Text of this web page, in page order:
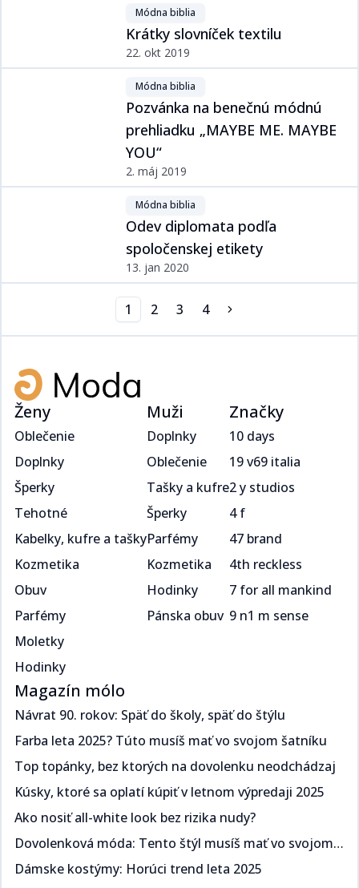
Módna biblia​​​​‌ ‍ ​‍​‍‌‍ ‌ ​‍‌‍‍‌‌‍‌ ‌‍‍‌‌‍ ‍​‍​‍​ ‍‍​‍​‍‌ ​ ‌‍​‌‌‍ ‍‌‍‍‌‌ ‌​‌ ‍‌​‍ ‍‌‍‍‌‌‍ ​‍​‍​‍ ​​‍​‍‌‍‍​‌ ​‍‌‍‌‌‌‍‌‍​‍​‍​ ‍‍​‍​‍‌‍‍​‌ ‌​‌ ‌​‌ ​​​ ‍‍​‍ ​‍ ‌‍ ​‌‍ ‌‍​ ‌‍​‌‌‍ ​‌‍‍​‌‍ ‌ ​ ‌ ‌​​ ‍‍​ ​ ​ ​​​ ​​​ ​​​‍ ‌ ​ ‌ ‌​‌ ‌‌‌‍‌​‌‍‍‌‌‍ ​‍ ‌‍‍‌‌‍ ‍‌ ‌​‌‍‌‌‌‍ ‍‌ ‌​​‍ ‌‍‌‌‌‍‌​‌‍‍‌‌ ‌​​‍ ‌‍ ‌‌‍ ‌‍‌​‌‍‌‌​ ‌‌ ​​‌ ​‍‌‍‌‌‌ ​ ‌‍‌‌‌‍ ‍‌ ‌​‌‍​‌‌ ‌​‌‍‍‌‌‍ ‌‍ ‍​ ‍ ‌‍‍‌‌‍‌​​ ‌‌‍​ ‌‍​‌‌ ‌​‌‍‌‌‌‍‌ ‌‍ ‌ ​‍‌ ‍‌​‍ ‌​ ‌​​ ​ ​ ​ ​ ​‌​ ‍ ‌ ‌​‌ ‍‌‌ ​​‌‍‌‌​ ‌‌‍​ ‌‍​‌‌ ‌​‌‍‌‌‌‍‌ ‌‍ ‌ ​‍‌ ‍‌​ ‍ ‌ ​​‌‍​‌‌ ‌​‌‍‍​​ ‌‌‍ ‍‌‍​‌‌‍ ‌‌‍‌‌​ ‌‍​‍‌‍​‌‌ ​ ‌‍‌‌‌‌‌‌‌ ​‍‌‍ ​​ ‌‌‍‍​‌ ‌​‌ ‌​‌ ​​​‍‌‌​ ​ ‌​​‌​‍‌‌​ ​‍‌​‌‍​‍‌‌​ ​‍‌​‌‍‌‍ ​‌‍ ‌‍​ ‌‍​‌‌‍ ​‌‍‍​‌‍ ‌ ​ ‌ ‌​​‍‌‌​ ​ ‌​​‌​ ​ ​ ​​​ ​​​ ​​​‍‌‌​ ​‍‌​‌‍‌ ​ ‌ ‌​‌ ‌‌‌‍‌​‌‍‍‌‌‍ ​‍‌‍‌‍‍‌‌‍‌​​ ‌‌‍​ ‌‍​‌‌ ‌​‌‍‌‌‌‍‌ ‌‍ ‌ ​‍‌ ‍‌​‍ ‌​ ‌​​ ​ ​ ​ ​ ​‌​‍‌‍‌ ‌​‌ ‍‌‌ ​​‌‍‌‌​ ‌‌‍​ ‌‍​‌‌ ‌​‌‍‌‌‌‍‌ ‌‍ ‌ ​‍‌ ‍‌​‍‌‍‌ ​​‌‍​‌‌ ‌​‌‍‍​​ ‌‌‍ ‍‌‍​‌‌‍ ‌‌‍‌‌​‍‌‍‌ ​​‌‍‌‌‌ ​‍‌ ​ ‌ ​​‌‍‌‌‌‍​ ‌ ‌​‌‍‍‌‌ ‌‍‌‍‌‌​ ‌‌ ​​‌ ‌‌‌‍​‍‌‍ ​‌‍‍‌‌ ​ ‌‍‍​‌‍‌‌‌‍‌​​‍​‍‌ ‌
Krátky slovníček textilu​​​​‌ ‍ ​‍​‍‌‍ ‌ ​‍‌‍‍‌‌‍‌ ‌‍‍‌‌‍ ‍​‍​‍​ ‍‍​‍​‍‌ ​ ‌‍​‌‌‍ ‍‌‍‍‌‌ ‌​‌ ‍‌​‍ ‍‌‍‍‌‌‍ ​‍​‍​‍ ​​‍​‍‌‍‍​‌ ​‍‌‍‌‌‌‍‌‍​‍​‍​ ‍‍​‍​‍‌‍‍​‌ ‌​‌ ‌​‌ ​​​ ‍‍​‍ ​‍ ‌‍ ​‌‍ ‌‍​ ‌‍​‌‌‍ ​‌‍‍​‌‍ ‌ ​ ‌ ‌​​ ‍‍​ ​ ​ ​​​ ​​​ ​​​‍ ‌ ​ ‌ ‌​‌ ‌‌‌‍‌​‌‍‍‌‌‍ ​‍ ‌‍‍‌‌‍ ‍‌ ‌​‌‍‌‌‌‍ ‍‌ ‌​​‍ ‌‍‌‌‌‍‌​‌‍‍‌‌ ‌​​‍ ‌‍ ‌‌‍ ‌‍‌​‌‍‌‌​ ‌‌ ​​‌ ​‍‌‍‌‌‌ ​ ‌‍‌‌‌‍ ‍‌ ‌​‌‍​‌‌ ‌​‌‍‍‌‌‍ ‌‍ ‍​ ‍ ‌‍‍‌‌‍‌​​ ‌‌ ​​‌‍ ‌ ​ ‌ ‌​​‍ ‌​ ​‍​ ‍​​ ‌ ​ ​‌​ ‌ ​ ​‍​ ‍ ‌ ‌​‌ ‍‌‌ ​​‌‍‌‌​ ‌‌ ​​‌‍ ‌ ​ ‌ ‌​​ ‍ ‌ ​​‌‍​‌‌ ‌​‌‍‍​​ ‌‌ ‌​‌‍‍‌‌ ‌​‌‍ ​‌‍‌‌​ ‌‍​‍‌‍​‌‌ ​ ‌‍‌‌‌‌‌‌‌ ​‍‌‍ ​​ ‌‌‍‍​‌ ‌​‌ ‌​‌ ​​​‍‌‌​ ​ ‌​​‌​‍‌‌​ ​‍‌​‌‍​‍‌‌​ ​‍‌​‌‍‌‍ ​‌‍ ‌‍​ ‌‍​‌‌‍ ​‌‍‍​‌‍ ‌ ​ ‌ ‌​​‍‌‌​ ​ ‌​​‌​ ​ ​ ​​​ ​​​ ​​​‍‌‌​ ​‍‌​‌‍‌ ​ ‌ ‌​‌ ‌‌‌‍‌​‌‍‍‌‌‍ ​‍‌‍‌‍‍‌‌‍‌​​ ‌‌ ​​‌‍ ‌ ​ ‌ ‌​​‍ ‌​ ​‍​ ‍​​ ‌ ​ ​‌​ ‌ ​ ​‍​‍‌‍‌ ‌​‌ ‍‌‌ ​​‌‍‌‌​ ‌‌ ​​‌‍ ‌ ​ ‌ ‌​​‍‌‍‌ ​​‌‍​‌‌ ‌​‌‍‍​​ ‌‌ ‌​‌‍‍‌‌ ‌​‌‍ ​‌‍‌‌​‍‌‍‌ ​​‌‍‌‌‌ ​‍‌ ​ ‌ ​​‌‍‌‌‌‍​ ‌ ‌​‌‍‍‌‌ ‌‍‌‍‌‌​ ‌‌ ​​‌ ‌‌‌‍​‍‌‍ ​‌‍‍‌‌ ​ ‌‍‍​‌‍‌‌‌‍‌​​‍​‍‌ ‌
22. okt 2019
Módna biblia​​​​‌ ‍ ​‍​‍‌‍ ‌ ​‍‌‍‍‌‌‍‌ ‌‍‍‌‌‍ ‍​‍​‍​ ‍‍​‍​‍‌ ​ ‌‍​‌‌‍ ‍‌‍‍‌‌ ‌​‌ ‍‌​‍ ‍‌‍‍‌‌‍ ​‍​‍​‍ ​​‍​‍‌‍‍​‌ ​‍‌‍‌‌‌‍‌‍​‍​‍​ ‍‍​‍​‍‌‍‍​‌ ‌​‌ ‌​‌ ​​​ ‍‍​‍ ​‍ ‌‍ ​‌‍ ‌‍​ ‌‍​‌‌‍ ​‌‍‍​‌‍ ‌ ​ ‌ ‌​​ ‍‍​ ​ ​ ​​​ ​​​ ​​​‍ ‌ ​ ‌ ‌​‌ ‌‌‌‍‌​‌‍‍‌‌‍ ​‍ ‌‍‍‌‌‍ ‍‌ ‌​‌‍‌‌‌‍ ‍‌ ‌​​‍ ‌‍‌‌‌‍‌​‌‍‍‌‌ ‌​​‍ ‌‍ ‌‌‍ ‌‍‌​‌‍‌‌​ ‌‌ ​​‌ ​‍‌‍‌‌‌ ​ ‌‍‌‌‌‍ ‍‌ ‌​‌‍​‌‌ ‌​‌‍‍‌‌‍ ‌‍ ‍​ ‍ ‌‍‍‌‌‍‌​​ ‌‌‍​ ‌‍​‌‌ ‌​‌‍‌‌‌‍‌ ‌‍ ‌ ​‍‌ ‍‌​‍ ‌​ ‌​​ ​ ​ ​ ​ ​‌​ ‍ ‌ ‌​‌ ‍‌‌ ​​‌‍‌‌​ ‌‌‍​ ‌‍​‌‌ ‌​‌‍‌‌‌‍‌ ‌‍ ‌ ​‍‌ ‍‌​ ‍ ‌ ​​‌‍​‌‌ ‌​‌‍‍​​ ‌‌‍ ‍‌‍​‌‌‍ ‌‌‍‌‌​ ‌‍​‍‌‍​‌‌ ​ ‌‍‌‌‌‌‌‌‌ ​‍‌‍ ​​ ‌‌‍‍​‌ ‌​‌ ‌​‌ ​​​‍‌‌​ ​ ‌​​‌​‍‌‌​ ​‍‌​‌‍​‍‌‌​ ​‍‌​‌‍‌‍ ​‌‍ ‌‍​ ‌‍​‌‌‍ ​‌‍‍​‌‍ ‌ ​ ‌ ‌​​‍‌‌​ ​ ‌​​‌​ ​ ​ ​​​ ​​​ ​​​‍‌‌​ ​‍‌​‌‍‌ ​ ‌ ‌​‌ ‌‌‌‍‌​‌‍‍‌‌‍ ​‍‌‍‌‍‍‌‌‍‌​​ ‌‌‍​ ‌‍​‌‌ ‌​‌‍‌‌‌‍‌ ‌‍ ‌ ​‍‌ ‍‌​‍ ‌​ ‌​​ ​ ​ ​ ​ ​‌​‍‌‍‌ ‌​‌ ‍‌‌ ​​‌‍‌‌​ ‌‌‍​ ‌‍​‌‌ ‌​‌‍‌‌‌‍‌ ‌‍ ‌ ​‍‌ ‍‌​‍‌‍‌ ​​‌‍​‌‌ ‌​‌‍‍​​ ‌‌‍ ‍‌‍​‌‌‍ ‌‌‍‌‌​‍‌‍‌ ​​‌‍‌‌‌ ​‍‌ ​ ‌ ​​‌‍‌‌‌‍​ ‌ ‌​‌‍‍‌‌ ‌‍‌‍‌‌​ ‌‌ ​​‌ ‌‌‌‍​‍‌‍ ​‌‍‍‌‌ ​ ‌‍‍​‌‍‌‌‌‍‌​​‍​‍‌ ‌
Pozvánka na benefičnú módnú
prehliadku „MAYBE ME. MAYBE
YOU“​​​​‌ ‍ ​‍​‍‌‍ ‌ ​‍‌‍‍‌‌‍‌ ‌‍‍‌‌‍ ‍​‍​‍​ ‍‍​‍​‍‌ ​ ‌‍​‌‌‍ ‍‌‍‍‌‌ ‌​‌ ‍‌​‍ ‍‌‍‍‌‌‍ ​‍​‍​‍ ​​‍​‍‌‍‍​‌ ​‍‌‍‌‌‌‍‌‍​‍​‍​ ‍‍​‍​‍‌‍‍​‌ ‌​‌ ‌​‌ ​​​ ‍‍​‍ ​‍ ‌‍ ​‌‍ ‌‍​ ‌‍​‌‌‍ ​‌‍‍​‌‍ ‌ ​ ‌ ‌​​ ‍‍​ ​ ​ ​​​ ​​​ ​​​‍ ‌ ​ ‌ ‌​‌ ‌‌‌‍‌​‌‍‍‌‌‍ ​‍ ‌‍‍‌‌‍ ‍‌ ‌​‌‍‌‌‌‍ ‍‌ ‌​​‍ ‌‍‌‌‌‍‌​‌‍‍‌‌ ‌​​‍ ‌‍ ‌‌‍ ‌‍‌​‌‍‌‌​ ‌‌ ​​‌ ​‍‌‍‌‌‌ ​ ‌‍‌‌‌‍ ‍‌ ‌​‌‍​‌‌ ‌​‌‍‍‌‌‍ ‌‍ ‍​ ‍ ‌‍‍‌‌‍‌​​ ‌‌ ​​‌‍ ‌ ​ ‌ ‌​​‍ ‌​ ​‍​ ‍​​ ‌ ​ ‌‌​ ‌‍​ ‌‌​ ‍ ‌ ‌​‌ ‍‌‌ ​​‌‍‌‌​ ‌‌ ​​‌‍ ‌ ​ ‌ ‌​​ ‍ ‌ ​​‌‍​‌‌ ‌​‌‍‍​​ ‌‌ ‌​‌‍‍‌‌ ‌​‌‍ ​‌‍‌‌​ ‌‍​‍‌‍​‌‌ ​ ‌‍‌‌‌‌‌‌‌ ​‍‌‍ ​​ ‌‌‍‍​‌ ‌​‌ ‌​‌ ​​​‍‌‌​ ​ ‌​​‌​‍‌‌​ ​‍‌​‌‍​‍‌‌​ ​‍‌​‌‍‌‍ ​‌‍ ‌‍​ ‌‍​‌‌‍ ​‌‍‍​‌‍ ‌ ​ ‌ ‌​​‍‌‌​ ​ ‌​​‌​ ​ ​ ​​​ ​​​ ​​​‍‌‌​ ​‍‌​‌‍‌ ​ ‌ ‌​‌ ‌‌‌‍‌​‌‍‍‌‌‍ ​‍‌‍‌‍‍‌‌‍‌​​ ‌‌ ​​‌‍ ‌ ​ ‌ ‌​​‍ ‌​ ​‍​ ‍​​ ‌ ​ ‌‌​ ‌‍​ ‌‌​‍‌‍‌ ‌​‌ ‍‌‌ ​​‌‍‌‌​ ‌‌ ​​‌‍ ‌ ​ ‌ ‌​​‍‌‍‌ ​​‌‍​‌‌ ‌​‌‍‍​​ ‌‌ ‌​‌‍‍‌‌ ‌​‌‍ ​‌‍‌‌​‍‌‍‌ ​​‌‍‌‌‌ ​‍‌ ​ ‌ ​​‌‍‌‌‌‍​ ‌ ‌​‌‍‍‌‌ ‌‍‌‍‌‌​ ‌‌ ​​‌ ‌‌‌‍​‍‌‍ ​‌‍‍‌‌ ​ ‌‍‍​‌‍‌‌‌‍‌​​‍​‍‌ ‌
2. máj 2019
Módna biblia​​​​‌ ‍ ​‍​‍‌‍ ‌ ​‍‌‍‍‌‌‍‌ ‌‍‍‌‌‍ ‍​‍​‍​ ‍‍​‍​‍‌ ​ ‌‍​‌‌‍ ‍‌‍‍‌‌ ‌​‌ ‍‌​‍ ‍‌‍‍‌‌‍ ​‍​‍​‍ ​​‍​‍‌‍‍​‌ ​‍‌‍‌‌‌‍‌‍​‍​‍​ ‍‍​‍​‍‌‍‍​‌ ‌​‌ ‌​‌ ​​​ ‍‍​‍ ​‍ ‌‍ ​‌‍ ‌‍​ ‌‍​‌‌‍ ​‌‍‍​‌‍ ‌ ​ ‌ ‌​​ ‍‍​ ​ ​ ​​​ ​​​ ​​​‍ ‌ ​ ‌ ‌​‌ ‌‌‌‍‌​‌‍‍‌‌‍ ​‍ ‌‍‍‌‌‍ ‍‌ ‌​‌‍‌‌‌‍ ‍‌ ‌​​‍ ‌‍‌‌‌‍‌​‌‍‍‌‌ ‌​​‍ ‌‍ ‌‌‍ ‌‍‌​‌‍‌‌​ ‌‌ ​​‌ ​‍‌‍‌‌‌ ​ ‌‍‌‌‌‍ ‍‌ ‌​‌‍​‌‌ ‌​‌‍‍‌‌‍ ‌‍ ‍​ ‍ ‌‍‍‌‌‍‌​​ ‌‌‍​ ‌‍​‌‌ ‌​‌‍‌‌‌‍‌ ‌‍ ‌ ​‍‌ ‍‌​‍ ‌​ ‌​​ ​ ​ ​ ​ ​‌​ ‍ ‌ ‌​‌ ‍‌‌ ​​‌‍‌‌​ ‌‌‍​ ‌‍​‌‌ ‌​‌‍‌‌‌‍‌ ‌‍ ‌ ​‍‌ ‍‌​ ‍ ‌ ​​‌‍​‌‌ ‌​‌‍‍​​ ‌‌‍ ‍‌‍​‌‌‍ ‌‌‍‌‌​ ‌‍​‍‌‍​‌‌ ​ ‌‍‌‌‌‌‌‌‌ ​‍‌‍ ​​ ‌‌‍‍​‌ ‌​‌ ‌​‌ ​​​‍‌‌​ ​ ‌​​‌​‍‌‌​ ​‍‌​‌‍​‍‌‌​ ​‍‌​‌‍‌‍ ​‌‍ ‌‍​ ‌‍​‌‌‍ ​‌‍‍​‌‍ ‌ ​ ‌ ‌​​‍‌‌​ ​ ‌​​‌​ ​ ​ ​​​ ​​​ ​​​‍‌‌​ ​‍‌​‌‍‌ ​ ‌ ‌​‌ ‌‌‌‍‌​‌‍‍‌‌‍ ​‍‌‍‌‍‍‌‌‍‌​​ ‌‌‍​ ‌‍​‌‌ ‌​‌‍‌‌‌‍‌ ‌‍ ‌ ​‍‌ ‍‌​‍ ‌​ ‌​​ ​ ​ ​ ​ ​‌​‍‌‍‌ ‌​‌ ‍‌‌ ​​‌‍‌‌​ ‌‌‍​ ‌‍​‌‌ ‌​‌‍‌‌‌‍‌ ‌‍ ‌ ​‍‌ ‍‌​‍‌‍‌ ​​‌‍​‌‌ ‌​‌‍‍​​ ‌‌‍ ‍‌‍​‌‌‍ ‌‌‍‌‌​‍‌‍‌ ​​‌‍‌‌‌ ​‍‌ ​ ‌ ​​‌‍‌‌‌‍​ ‌ ‌​‌‍‍‌‌ ‌‍‌‍‌‌​ ‌‌ ​​‌ ‌‌‌‍​‍‌‍ ​‌‍‍‌‌ ​ ‌‍‍​‌‍‌‌‌‍‌​​‍​‍‌ ‌
Odev diplomata podľa
spoločenskej etikety​​​​‌ ‍ ​‍​‍‌‍ ‌ ​‍‌‍‍‌‌‍‌ ‌‍‍‌‌‍ ‍​‍​‍​ ‍‍​‍​‍‌ ​ ‌‍​‌‌‍ ‍‌‍‍‌‌ ‌​‌ ‍‌​‍ ‍‌‍‍‌‌‍ ​‍​‍​‍ ​​‍​‍‌‍‍​‌ ​‍‌‍‌‌‌‍‌‍​‍​‍​ ‍‍​‍​‍‌‍‍​‌ ‌​‌ ‌​‌ ​​​ ‍‍​‍ ​‍ ‌‍ ​‌‍ ‌‍​ ‌‍​‌‌‍ ​‌‍‍​‌‍ ‌ ​ ‌ ‌​​ ‍‍​ ​ ​ ​​​ ​​​ ​​​‍ ‌ ​ ‌ ‌​‌ ‌‌‌‍‌​‌‍‍‌‌‍ ​‍ ‌‍‍‌‌‍ ‍‌ ‌​‌‍‌‌‌‍ ‍‌ ‌​​‍ ‌‍‌‌‌‍‌​‌‍‍‌‌ ‌​​‍ ‌‍ ‌‌‍ ‌‍‌​‌‍‌‌​ ‌‌ ​​‌ ​‍‌‍‌‌‌ ​ ‌‍‌‌‌‍ ‍‌ ‌​‌‍​‌‌ ‌​‌‍‍‌‌‍ ‌‍ ‍​ ‍ ‌‍‍‌‌‍‌​​ ‌‌ ​​‌‍ ‌ ​ ‌ ‌​​‍ ‌​ ​‍​ ‍‌​ ​‌​ ​ ​ ​‌​ ‌‍​ ‍ ‌ ‌​‌ ‍‌‌ ​​‌‍‌‌​ ‌‌ ​​‌‍ ‌ ​ ‌ ‌​​ ‍ ‌ ​​‌‍​‌‌ ‌​‌‍‍​​ ‌‌ ‌​‌‍‍‌‌ ‌​‌‍ ​‌‍‌‌​ ‌‍​‍‌‍​‌‌ ​ ‌‍‌‌‌‌‌‌‌ ​‍‌‍ ​​ ‌‌‍‍​‌ ‌​‌ ‌​‌ ​​​‍‌‌​ ​ ‌​​‌​‍‌‌​ ​‍‌​‌‍​‍‌‌​ ​‍‌​‌‍‌‍ ​‌‍ ‌‍​ ‌‍​‌‌‍ ​‌‍‍​‌‍ ‌ ​ ‌ ‌​​‍‌‌​ ​ ‌​​‌​ ​ ​ ​​​ ​​​ ​​​‍‌‌​ ​‍‌​‌‍‌ ​ ‌ ‌​‌ ‌‌‌‍‌​‌‍‍‌‌‍ ​‍‌‍‌‍‍‌‌‍‌​​ ‌‌ ​​‌‍ ‌ ​ ‌ ‌​​‍ ‌​ ​‍​ ‍‌​ ​‌​ ​ ​ ​‌​ ‌‍​‍‌‍‌ ‌​‌ ‍‌‌ ​​‌‍‌‌​ ‌‌ ​​‌‍ ‌ ​ ‌ ‌​​‍‌‍‌ ​​‌‍​‌‌ ‌​‌‍‍​​ ‌‌ ‌​‌‍‍‌‌ ‌​‌‍ ​‌‍‌‌​‍‌‍‌ ​​‌‍‌‌‌ ​‍‌ ​ ‌ ​​‌‍‌‌‌‍​ ‌ ‌​‌‍‍‌‌ ‌‍‌‍‌‌​ ‌‌ ​​‌ ‌‌‌‍​‍‌‍ ​‌‍‍‌‌ ​ ‌‍‍​‌‍‌‌‌‍‌​​‍​‍‌ ‌
13. jan 2020
1 2 3 4
Ženy
Oblečenie
Doplnky
Šperky
Tehotné
Kabelky, kufre a tašky
Kozmetika
Obuv
Parfémy
Moletky
Hodinky
Muži
Doplnky
Oblečenie
Tašky a kufre
Šperky
Parfémy
Kozmetika
Hodinky
Pánska obuv
Značky
10 days
19 v69 italia
2 y studios
4 f
47 brand
4th reckless
7 for all mankind
9 n1 m sense
Magazín mólo
Návrat 90. rokov: Späť do školy, späť do štýlu​​​​‌ ‍ ​‍​‍‌‍ ‌ ​‍‌‍‍‌‌‍‌ ‌‍‍‌‌‍ ‍​‍​‍​ ‍‍​‍​‍‌ ​ ‌‍​‌‌‍ ‍‌‍‍‌‌ ‌​‌ ‍‌​‍ ‍‌‍‍‌‌‍ ​‍​‍​‍ ​​‍​‍‌‍‍​‌ ​‍‌‍‌‌‌‍‌‍​‍​‍​ ‍‍​‍​‍‌‍‍​‌ ‌​‌ ‌​‌ ​​​ ‍‍​‍ ​‍ ‌‍ ​‌‍ ‌‍​ ‌‍​‌‌‍ ​‌‍‍​‌‍ ‌ ​ ‌ ‌​​ ‍‍​ ​ ​ ​​​ ​​​ ​​​‍ ‌ ​ ‌ ‌​‌ ‌‌‌‍‌​‌‍‍‌‌‍ ​‍ ‌‍‍‌‌‍ ‍‌ ‌​‌‍‌‌‌‍ ‍‌ ‌​​‍ ‌‍‌‌‌‍‌​‌‍‍‌‌ ‌​​‍ ‌‍ ‌‌‍ ‌‍‌​‌‍‌‌​ ‌‌ ​​‌ ​‍‌‍‌‌‌ ​ ‌‍‌‌‌‍ ‍‌ ‌​‌‍​‌‌ ‌​‌‍‍‌‌‍ ‌‍ ‍​ ‍ ‌‍‍‌‌‍‌​​ ‌​ ​‍‌‍​ ‌‍​ ‌‍‌​​ ‍​​ ‍​​ ‌‌​ ​‌​‍ ‌​ ‍​​ ​ ‌‍​‌​ ​‌​‍ ‌​ ‌​‌‍‌​​ ​‌​ ​‍​‍ ‌‌‍​‌‌‍​‌​ ​​​ ​​​‍ ‌​ ‍‌​ ‌ ​ ​‌‌‍​ ​ ​‌​ ​‌‌‍​‍‌‍‌​​ ​‍‌‍‌​‌‍‌‍​ ‌ ​ ‍ ‌ ‌​‌ ‍‌‌ ​​‌‍‌‌​ ‌‌ ​​‌‍ ‌ ​ ‌ ‌​​ ‍ ‌ ​​‌‍​‌‌ ‌​‌‍‍​​ ‌‌ ‌​‌‍‍‌‌ ‌​‌‍ ​‌‍‌‌​ ‌‍​‍‌‍​‌‌ ​ ‌‍‌‌‌‌‌‌‌ ​‍‌‍ ​​ ‌‌‍‍​‌ ‌​‌ ‌​‌ ​​​‍‌‌​ ​ ‌​​‌​‍‌‌​ ​‍‌​‌‍​‍‌‌​ ​‍‌​‌‍‌‍ ​‌‍ ‌‍​ ‌‍​‌‌‍ ​‌‍‍​‌‍ ‌ ​ ‌ ‌​​‍‌‌​ ​ ‌​​‌​ ​ ​ ​​​ ​​​ ​​​‍‌‌​ ​‍‌​‌‍‌ ​ ‌ ‌​‌ ‌‌‌‍‌​‌‍‍‌‌‍ ​‍‌‍‌‍‍‌‌‍‌​​ ‌​ ​‍‌‍​ ‌‍​ ‌‍‌​​ ‍​​ ‍​​ ‌‌​ ​‌​‍ ‌​ ‍​​ ​ ‌‍​‌​ ​‌​‍ ‌​ ‌​‌‍‌​​ ​‌​ ​‍​‍ ‌‌‍​‌‌‍​‌​ ​​​ ​​​‍ ‌​ ‍‌​ ‌ ​ ​‌‌‍​ ​ ​‌​ ​‌‌‍​‍‌‍‌​​ ​‍‌‍‌​‌‍‌‍​ ‌ ​‍‌‍‌ ‌​‌ ‍‌‌ ​​‌‍‌‌​ ‌‌ ​​‌‍ ‌ ​ ‌ ‌​​‍‌‍‌ ​​‌‍​‌‌ ‌​‌‍‍​​ ‌‌ ‌​‌‍‍‌‌ ‌​‌‍ ​‌‍‌‌​‍‌‍‌ ​​‌‍‌‌‌ ​‍‌ ​ ‌ ​​‌‍‌‌‌‍​ ‌ ‌​‌‍‍‌‌ ‌‍‌‍‌‌​ ‌‌ ​​‌ ‌‌‌‍​‍‌‍ ​‌‍‍‌‌ ​ ‌‍‍​‌‍‌‌‌‍‌​​‍​‍‌ ‌
Farba leta 2025? Túto musíš mať vo svojom šatníku ​​​​‌ ‍ ​‍​‍‌‍ ‌ ​‍‌‍‍‌‌‍‌ ‌‍‍‌‌‍ ‍​‍​‍​ ‍‍​‍​‍‌ ​ ‌‍​‌‌‍ ‍‌‍‍‌‌ ‌​‌ ‍‌​‍ ‍‌‍‍‌‌‍ ​‍​‍​‍ ​​‍​‍‌‍‍​‌ ​‍‌‍‌‌‌‍‌‍​‍​‍​ ‍‍​‍​‍‌‍‍​‌ ‌​‌ ‌​‌ ​​​ ‍‍​‍ ​‍ ‌‍ ​‌‍ ‌‍​ ‌‍​‌‌‍ ​‌‍‍​‌‍ ‌ ​ ‌ ‌​​ ‍‍​ ​ ​ ​​​ ​​​ ​​​‍ ‌ ​ ‌ ‌​‌ ‌‌‌‍‌​‌‍‍‌‌‍ ​‍ ‌‍‍‌‌‍ ‍‌ ‌​‌‍‌‌‌‍ ‍‌ ‌​​‍ ‌‍‌‌‌‍‌​‌‍‍‌‌ ‌​​‍ ‌‍ ‌‌‍ ‌‍‌​‌‍‌‌​ ‌‌ ​​‌ ​‍‌‍‌‌‌ ​ ‌‍‌‌‌‍ ‍‌ ‌​‌‍​‌‌ ‌​‌‍‍‌‌‍ ‌‍ ‍​ ‍ ‌‍‍‌‌‍‌​​ ‌​ ​‌‌‍​‌​ ‌​​ ‌‍​ ​​‌‍​‌​ ​‍‌‍​‍​‍ ‌​ ‍​‌‍​‍‌‍​‍‌‍‌‍​‍ ‌​ ‌​‌‍‌‍​ ​​​ ​‍​‍ ‌‌‍​‌‌‍​‍​ ‌ ‌‍‌‍​‍ ‌‌‍‌‍​ ‍‌‌‍​ ‌‍​‍​ ‍‌​ ‍‌‌‍‌‌​ ​​‌‍‌‍​ ​ ‌‍‌​​ ​‍​ ‍ ‌ ‌​‌ ‍‌‌ ​​‌‍‌‌​ ‌‌ ​​‌‍ ‌ ​ ‌ ‌​​ ‍ ‌ ​​‌‍​‌‌ ‌​‌‍‍​​ ‌‌ ‌​‌‍‍‌‌ ‌​‌‍ ​‌‍‌‌​ ‌‍​‍‌‍​‌‌ ​ ‌‍‌‌‌‌‌‌‌ ​‍‌‍ ​​ ‌‌‍‍​‌ ‌​‌ ‌​‌ ​​​‍‌‌​ ​ ‌​​‌​‍‌‌​ ​‍‌​‌‍​‍‌‌​ ​‍‌​‌‍‌‍ ​‌‍ ‌‍​ ‌‍​‌‌‍ ​‌‍‍​‌‍ ‌ ​ ‌ ‌​​‍‌‌​ ​ ‌​​‌​ ​ ​ ​​​ ​​​ ​​​‍‌‌​ ​‍‌​‌‍‌ ​ ‌ ‌​‌ ‌‌‌‍‌​‌‍‍‌‌‍ ​‍‌‍‌‍‍‌‌‍‌​​ ‌​ ​‌‌‍​‌​ ‌​​ ‌‍​ ​​‌‍​‌​ ​‍‌‍​‍​‍ ‌​ ‍​‌‍​‍‌‍​‍‌‍‌‍​‍ ‌​ ‌​‌‍‌‍​ ​​​ ​‍​‍ ‌‌‍​‌‌‍​‍​ ‌ ‌‍‌‍​‍ ‌‌‍‌‍​ ‍‌‌‍​ ‌‍​‍​ ‍‌​ ‍‌‌‍‌‌​ ​​‌‍‌‍​ ​ ‌‍‌​​ ​‍​‍‌‍‌ ‌​‌ ‍‌‌ ​​‌‍‌‌​ ‌‌ ​​‌‍ ‌ ​ ‌ ‌​​‍‌‍‌ ​​‌‍​‌‌ ‌​‌‍‍​​ ‌‌ ‌​‌‍‍‌‌ ‌​‌‍ ​‌‍‌‌​‍‌‍‌ ​​‌‍‌‌‌ ​‍‌ ​ ‌ ​​‌‍‌‌‌‍​ ‌ ‌​‌‍‍‌‌ ‌‍‌‍‌‌​ ‌‌ ​​‌ ‌‌‌‍​‍‌‍ ​‌‍‍‌‌ ​ ‌‍‍​‌‍‌‌‌‍‌​​‍​‍‌ ‌
Top topánky, bez ktorých na dovolenku neodchádzaj​​​​‌ ‍ ​‍​‍‌‍ ‌ ​‍‌‍‍‌‌‍‌ ‌‍‍‌‌‍ ‍​‍​‍​ ‍‍​‍​‍‌ ​ ‌‍​‌‌‍ ‍‌‍‍‌‌ ‌​‌ ‍‌​‍ ‍‌‍‍‌‌‍ ​‍​‍​‍ ​​‍​‍‌‍‍​‌ ​‍‌‍‌‌‌‍‌‍​‍​‍​ ‍‍​‍​‍‌‍‍​‌ ‌​‌ ‌​‌ ​​​ ‍‍​‍ ​‍ ‌‍ ​‌‍ ‌‍​ ‌‍​‌‌‍ ​‌‍‍​‌‍ ‌ ​ ‌ ‌​​ ‍‍​ ​ ​ ​​​ ​​​ ​​​‍ ‌ ​ ‌ ‌​‌ ‌‌‌‍‌​‌‍‍‌‌‍ ​‍ ‌‍‍‌‌‍ ‍‌ ‌​‌‍‌‌‌‍ ‍‌ ‌​​‍ ‌‍‌‌‌‍‌​‌‍‍‌‌ ‌​​‍ ‌‍ ‌‌‍ ‌‍‌​‌‍‌‌​ ‌‌ ​​‌ ​‍‌‍‌‌‌ ​ ‌‍‌‌‌‍ ‍‌ ‌​‌‍​‌‌ ‌​‌‍‍‌‌‍ ‌‍ ‍​ ‍ ‌‍‍‌‌‍‌​​ ‌​ ​‌​ ‍‌​ ​‍‌‍​ ​ ‌ ​ ​‌​ ‌‌​ ​‍​‍ ‌‌‍​‌‌‍​‌​ ‍​‌‍​‍​‍ ‌​ ‌​​ ‌‌​ ‍‌‌‍‌‍​‍ ‌‌‍​‌​ ‍​​ ‌ ​ ‍​​‍ ‌​ ‍‌​ ‌ ​ ​​​ ‍‌‌‍​ ​ ‍​​ ‍‌​ ​‍​ ​​‌‍‌‍‌‍​‍‌‍‌‌​ ‍ ‌ ‌​‌ ‍‌‌ ​​‌‍‌‌​ ‌‌ ​​‌‍ ‌ ​ ‌ ‌​​ ‍ ‌ ​​‌‍​‌‌ ‌​‌‍‍​​ ‌‌ ‌​‌‍‍‌‌ ‌​‌‍ ​‌‍‌‌​ ‌‍​‍‌‍​‌‌ ​ ‌‍‌‌‌‌‌‌‌ ​‍‌‍ ​​ ‌‌‍‍​‌ ‌​‌ ‌​‌ ​​​‍‌‌​ ​ ‌​​‌​‍‌‌​ ​‍‌​‌‍​‍‌‌​ ​‍‌​‌‍‌‍ ​‌‍ ‌‍​ ‌‍​‌‌‍ ​‌‍‍​‌‍ ‌ ​ ‌ ‌​​‍‌‌​ ​ ‌​​‌​ ​ ​ ​​​ ​​​ ​​​‍‌‌​ ​‍‌​‌‍‌ ​ ‌ ‌​‌ ‌‌‌‍‌​‌‍‍‌‌‍ ​‍‌‍‌‍‍‌‌‍‌​​ ‌​ ​‌​ ‍‌​ ​‍‌‍​ ​ ‌ ​ ​‌​ ‌‌​ ​‍​‍ ‌‌‍​‌‌‍​‌​ ‍​‌‍​‍​‍ ‌​ ‌​​ ‌‌​ ‍‌‌‍‌‍​‍ ‌‌‍​‌​ ‍​​ ‌ ​ ‍​​‍ ‌​ ‍‌​ ‌ ​ ​​​ ‍‌‌‍​ ​ ‍​​ ‍‌​ ​‍​ ​​‌‍‌‍‌‍​‍‌‍‌‌​‍‌‍‌ ‌​‌ ‍‌‌ ​​‌‍‌‌​ ‌‌ ​​‌‍ ‌ ​ ‌ ‌​​‍‌‍‌ ​​‌‍​‌‌ ‌​‌‍‍​​ ‌‌ ‌​‌‍‍‌‌ ‌​‌‍ ​‌‍‌‌​‍‌‍‌ ​​‌‍‌‌‌ ​‍‌ ​ ‌ ​​‌‍‌‌‌‍​ ‌ ‌​‌‍‍‌‌ ‌‍‌‍‌‌​ ‌‌ ​​‌ ‌‌‌‍​‍‌‍ ​‌‍‍‌‌ ​ ‌‍‍​‌‍‌‌‌‍‌​​‍​‍‌ ‌
Kúsky, ktoré sa oplatí kúpiť v letnom výpredaji 2025​​​​‌ ‍ ​‍​‍‌‍ ‌ ​‍‌‍‍‌‌‍‌ ‌‍‍‌‌‍ ‍​‍​‍​ ‍‍​‍​‍‌ ​ ‌‍​‌‌‍ ‍‌‍‍‌‌ ‌​‌ ‍‌​‍ ‍‌‍‍‌‌‍ ​‍​‍​‍ ​​‍​‍‌‍‍​‌ ​‍‌‍‌‌‌‍‌‍​‍​‍​ ‍‍​‍​‍‌‍‍​‌ ‌​‌ ‌​‌ ​​​ ‍‍​‍ ​‍ ‌‍ ​‌‍ ‌‍​ ‌‍​‌‌‍ ​‌‍‍​‌‍ ‌ ​ ‌ ‌​​ ‍‍​ ​ ​ ​​​ ​​​ ​​​‍ ‌ ​ ‌ ‌​‌ ‌‌‌‍‌​‌‍‍‌‌‍ ​‍ ‌‍‍‌‌‍ ‍‌ ‌​‌‍‌‌‌‍ ‍‌ ‌​​‍ ‌‍‌‌‌‍‌​‌‍‍‌‌ ‌​​‍ ‌‍ ‌‌‍ ‌‍‌​‌‍‌‌​ ‌‌ ​​‌ ​‍‌‍‌‌‌ ​ ‌‍‌‌‌‍ ‍‌ ‌​‌‍​‌‌ ‌​‌‍‍‌‌‍ ‌‍ ‍​ ‍ ‌‍‍‌‌‍‌​​ ‌‌‍​‌‌‍​‍​ ​ ​ ‌​‌‍‌​‌‍‌‌​ ​ ‌‍‌​​‍ ‌​ ‍‌​ ​‌​ ‍‌​ ​‍​‍ ‌​ ‌​‌‍​‌​ ​‌​ ‍​​‍ ‌‌‍​‌​ ‌‌​ ‍​‌‍‌‌​‍ ‌‌‍‌‍​ ‌‌‌‍​‌‌‍​‌​ ​‌‌‍​ ​ ‍‌​ ‌ ‌‍‌​‌‍​‌​ ​​‌‍​ ​ ‍ ‌ ‌​‌ ‍‌‌ ​​‌‍‌‌​ ‌‌ ​​‌‍ ‌ ​ ‌ ‌​​ ‍ ‌ ​​‌‍​‌‌ ‌​‌‍‍​​ ‌‌ ‌​‌‍‍‌‌ ‌​‌‍ ​‌‍‌‌​ ‌‍​‍‌‍​‌‌ ​ ‌‍‌‌‌‌‌‌‌ ​‍‌‍ ​​ ‌‌‍‍​‌ ‌​‌ ‌​‌ ​​​‍‌‌​ ​ ‌​​‌​‍‌‌​ ​‍‌​‌‍​‍‌‌​ ​‍‌​‌‍‌‍ ​‌‍ ‌‍​ ‌‍​‌‌‍ ​‌‍‍​‌‍ ‌ ​ ‌ ‌​​‍‌‌​ ​ ‌​​‌​ ​ ​ ​​​ ​​​ ​​​‍‌‌​ ​‍‌​‌‍‌ ​ ‌ ‌​‌ ‌‌‌‍‌​‌‍‍‌‌‍ ​‍‌‍‌‍‍‌‌‍‌​​ ‌‌‍​‌‌‍​‍​ ​ ​ ‌​‌‍‌​‌‍‌‌​ ​ ‌‍‌​​‍ ‌​ ‍‌​ ​‌​ ‍‌​ ​‍​‍ ‌​ ‌​‌‍​‌​ ​‌​ ‍​​‍ ‌‌‍​‌​ ‌‌​ ‍​‌‍‌‌​‍ ‌‌‍‌‍​ ‌‌‌‍​‌‌‍​‌​ ​‌‌‍​ ​ ‍‌​ ‌ ‌‍‌​‌‍​‌​ ​​‌‍​ ​‍‌‍‌ ‌​‌ ‍‌‌ ​​‌‍‌‌​ ‌‌ ​​‌‍ ‌ ​ ‌ ‌​​‍‌‍‌ ​​‌‍​‌‌ ‌​‌‍‍​​ ‌‌ ‌​‌‍‍‌‌ ‌​‌‍ ​‌‍‌‌​‍‌‍‌ ​​‌‍‌‌‌ ​‍‌ ​ ‌ ​​‌‍‌‌‌‍​ ‌ ‌​‌‍‍‌‌ ‌‍‌‍‌‌​ ‌‌ ​​‌ ‌‌‌‍​‍‌‍ ​‌‍‍‌‌ ​ ‌‍‍​‌‍‌‌‌‍‌​​‍​‍‌ ‌
Ako nosiť all-white look bez rizika nudy?​​​​‌ ‍ ​‍​‍‌‍ ‌ ​‍‌‍‍‌‌‍‌ ‌‍‍‌‌‍ ‍​‍​‍​ ‍‍​‍​‍‌ ​ ‌‍​‌‌‍ ‍‌‍‍‌‌ ‌​‌ ‍‌​‍ ‍‌‍‍‌‌‍ ​‍​‍​‍ ​​‍​‍‌‍‍​‌ ​‍‌‍‌‌‌‍‌‍​‍​‍​ ‍‍​‍​‍‌‍‍​‌ ‌​‌ ‌​‌ ​​​ ‍‍​‍ ​‍ ‌‍ ​‌‍ ‌‍​ ‌‍​‌‌‍ ​‌‍‍​‌‍ ‌ ​ ‌ ‌​​ ‍‍​ ​ ​ ​​​ ​​​ ​​​‍ ‌ ​ ‌ ‌​‌ ‌‌‌‍‌​‌‍‍‌‌‍ ​‍ ‌‍‍‌‌‍ ‍‌ ‌​‌‍‌‌‌‍ ‍‌ ‌​​‍ ‌‍‌‌‌‍‌​‌‍‍‌‌ ‌​​‍ ‌‍ ‌‌‍ ‌‍‌​‌‍‌‌​ ‌‌ ​​‌ ​‍‌‍‌‌‌ ​ ‌‍‌‌‌‍ ‍‌ ‌​‌‍​‌‌ ‌​‌‍‍‌‌‍ ‌‍ ‍​ ‍ ‌‍‍‌‌‍‌​​ ‌‌‍‌‍​ ‌‌​ ‍‌​ ‍‌​ ‍​​ ‌‌‌‍‌‍​ ​ ​‍ ‌​ ‍‌‌‍​ ​ ​ ‌‍​‌​‍ ‌​ ‌​‌‍‌‌​ ‌​​ ​​​‍ ‌​ ‍​​ ‌ ​ ​‍‌‍‌‌​‍ ‌​ ‌​​ ​‌‌‍‌​‌‍‌‌‌‍‌‌‌‍​‍‌‍‌‌​ ​‌​ ‍‌‌‍‌‌​ ‌‍​ ‌ ​ ‍ ‌ ‌​‌ ‍‌‌ ​​‌‍‌‌​ ‌‌ ​​‌‍ ‌ ​ ‌ ‌​​ ‍ ‌ ​​‌‍​‌‌ ‌​‌‍‍​​ ‌‌ ‌​‌‍‍‌‌ ‌​‌‍ ​‌‍‌‌​ ‌‍​‍‌‍​‌‌ ​ ‌‍‌‌‌‌‌‌‌ ​‍‌‍ ​​ ‌‌‍‍​‌ ‌​‌ ‌​‌ ​​​‍‌‌​ ​ ‌​​‌​‍‌‌​ ​‍‌​‌‍​‍‌‌​ ​‍‌​‌‍‌‍ ​‌‍ ‌‍​ ‌‍​‌‌‍ ​‌‍‍​‌‍ ‌ ​ ‌ ‌​​‍‌‌​ ​ ‌​​‌​ ​ ​ ​​​ ​​​ ​​​‍‌‌​ ​‍‌​‌‍‌ ​ ‌ ‌​‌ ‌‌‌‍‌​‌‍‍‌‌‍ ​‍‌‍‌‍‍‌‌‍‌​​ ‌‌‍‌‍​ ‌‌​ ‍‌​ ‍‌​ ‍​​ ‌‌‌‍‌‍​ ​ ​‍ ‌​ ‍‌‌‍​ ​ ​ ‌‍​‌​‍ ‌​ ‌​‌‍‌‌​ ‌​​ ​​​‍ ‌​ ‍​​ ‌ ​ ​‍‌‍‌‌​‍ ‌​ ‌​​ ​‌‌‍‌​‌‍‌‌‌‍‌‌‌‍​‍‌‍‌‌​ ​‌​ ‍‌‌‍‌‌​ ‌‍​ ‌ ​‍‌‍‌ ‌​‌ ‍‌‌ ​​‌‍‌‌​ ‌‌ ​​‌‍ ‌ ​ ‌ ‌​​‍‌‍‌ ​​‌‍​‌‌ ‌​‌‍‍​​ ‌‌ ‌​‌‍‍‌‌ ‌​‌‍ ​‌‍‌‌​‍‌‍‌ ​​‌‍‌‌‌ ​‍‌ ​ ‌ ​​‌‍‌‌‌‍​ ‌ ‌​‌‍‍‌‌ ‌‍‌‍‌‌​ ‌‌ ​​‌ ‌‌‌‍​‍‌‍ ​‌‍‍‌‌ ​ ‌‍‍​‌‍‌‌‌‍‌​​‍​‍‌ ‌
Dovolenková móda: Tento štýl musíš mať vo svojom šatníku ​​​​‌ ‍ ​‍​‍‌‍ ‌ ​‍‌‍‍‌‌‍‌ ‌‍‍‌‌‍ ‍​‍​‍​ ‍‍​‍​‍‌ ​ ‌‍​‌‌‍ ‍‌‍‍‌‌ ‌​‌ ‍‌​‍ ‍‌‍‍‌‌‍ ​‍​‍​‍ ​​‍​‍‌‍‍​‌ ​‍‌‍‌‌‌‍‌‍​‍​‍​ ‍‍​‍​‍‌‍‍​‌ ‌​‌ ‌​‌ ​​​ ‍‍​‍ ​‍ ‌‍ ​‌‍ ‌‍​ ‌‍​‌‌‍ ​‌‍‍​‌‍ ‌ ​ ‌ ‌​​ ‍‍​ ​ ​ ​​​ ​​​ ​​​‍ ‌ ​ ‌ ‌​‌ ‌‌‌‍‌​‌‍‍‌‌‍ ​‍ ‌‍‍‌‌‍ ‍‌ ‌​‌‍‌‌‌‍ ‍‌ ‌​​‍ ‌‍‌‌‌‍‌​‌‍‍‌‌ ‌​​‍ ‌‍ ‌‌‍ ‌‍‌​‌‍‌‌​ ‌‌ ​​‌ ​‍‌‍‌‌‌ ​ ‌‍‌‌‌‍ ‍‌ ‌​‌‍​‌‌ ‌​‌‍‍‌‌‍ ‌‍ ‍​ ‍ ‌‍‍‌‌‍‌​​ ‌​ ​​​ ‌‌​ ​​‌‍‌‌​ ‍​‌‍‌​​ ​​‌‍‌‌​‍ ‌​ ​​​ ‍‌​ ‌ ​ ‍​​‍ ‌​ ‌​​ ​ ‌‍​ ​ ‌​​‍ ‌​ ‍‌‌‍​‌​ ‍‌​ ​​​‍ ‌​ ‍​​ ​‌​ ‍​​ ​‍​ ​​‌‍‌‌​ ​ ​ ​‌​ ​ ‌‍​ ​ ‍​​ ​‍​ ‍ ‌ ‌​‌ ‍‌‌ ​​‌‍‌‌​ ‌‌ ​​‌‍ ‌ ​ ‌ ‌​​ ‍ ‌ ​​‌‍​‌‌ ‌​‌‍‍​​ ‌‌ ‌​‌‍‍‌‌ ‌​‌‍ ​‌‍‌‌​ ‌‍​‍‌‍​‌‌ ​ ‌‍‌‌‌‌‌‌‌ ​‍‌‍ ​​ ‌‌‍‍​‌ ‌​‌ ‌​‌ ​​​‍‌‌​ ​ ‌​​‌​‍‌‌​ ​‍‌​‌‍​‍‌‌​ ​‍‌​‌‍‌‍ ​‌‍ ‌‍​ ‌‍​‌‌‍ ​‌‍‍​‌‍ ‌ ​ ‌ ‌​​‍‌‌​ ​ ‌​​‌​ ​ ​ ​​​ ​​​ ​​​‍‌‌​ ​‍‌​‌‍‌ ​ ‌ ‌​‌ ‌‌‌‍‌​‌‍‍‌‌‍ ​‍‌‍‌‍‍‌‌‍‌​​ ‌​ ​​​ ‌‌​ ​​‌‍‌‌​ ‍​‌‍‌​​ ​​‌‍‌‌​‍ ‌​ ​​​ ‍‌​ ‌ ​ ‍​​‍ ‌​ ‌​​ ​ ‌‍​ ​ ‌​​‍ ‌​ ‍‌‌‍​‌​ ‍‌​ ​​​‍ ‌​ ‍​​ ​‌​ ‍​​ ​‍​ ​​‌‍‌‌​ ​ ​ ​‌​ ​ ‌‍​ ​ ‍​​ ​‍​‍‌‍‌ ‌​‌ ‍‌‌ ​​‌‍‌‌​ ‌‌ ​​‌‍ ‌ ​ ‌ ‌​​‍‌‍‌ ​​‌‍​‌‌ ‌​‌‍‍​​ ‌‌ ‌​‌‍‍‌‌ ‌​‌‍ ​‌‍‌‌​‍‌‍‌ ​​‌‍‌‌‌ ​‍‌ ​ ‌ ​​‌‍‌‌‌‍​ ‌ ‌​‌‍‍‌‌ ‌‍‌‍‌‌​ ‌‌ ​​‌ ‌‌‌‍​‍‌‍ ​‌‍‍‌‌ ​ ‌‍‍​‌‍‌‌‌‍‌​​‍​‍‌ ‌
Dámske kostýmy: Horúci trend leta 2025 ​​​​‌ ‍ ​‍​‍‌‍ ‌ ​‍‌‍‍‌‌‍‌ ‌‍‍‌‌‍ ‍​‍​‍​ ‍‍​‍​‍‌ ​ ‌‍​‌‌‍ ‍‌‍‍‌‌ ‌​‌ ‍‌​‍ ‍‌‍‍‌‌‍ ​‍​‍​‍ ​​‍​‍‌‍‍​‌ ​‍‌‍‌‌‌‍‌‍​‍​‍​ ‍‍​‍​‍‌‍‍​‌ ‌​‌ ‌​‌ ​​​ ‍‍​‍ ​‍ ‌‍ ​‌‍ ‌‍​ ‌‍​‌‌‍ ​‌‍‍​‌‍ ‌ ​ ‌ ‌​​ ‍‍​ ​ ​ ​​​ ​​​ ​​​‍ ‌ ​ ‌ ‌​‌ ‌‌‌‍‌​‌‍‍‌‌‍ ​‍ ‌‍‍‌‌‍ ‍‌ ‌​‌‍‌‌‌‍ ‍‌ ‌​​‍ ‌‍‌‌‌‍‌​‌‍‍‌‌ ‌​​‍ ‌‍ ‌‌‍ ‌‍‌​‌‍‌‌​ ‌‌ ​​‌ ​‍‌‍‌‌‌ ​ ‌‍‌‌‌‍ ‍‌ ‌​‌‍​‌‌ ‌​‌‍‍‌‌‍ ‌‍ ‍​ ‍ ‌‍‍‌‌‍‌​​ ‌​ ​‌​ ‍​​ ‍‌​ ​‌​ ‌​​ ‌‍‌‍‌​‌‍‌​​‍ ‌‌‍‌‌​ ‌ ​ ‌‌​ ‌​​‍ ‌​ ‌​​ ​‍​ ‌‍‌‍‌‍​‍ ‌​ ‍​​ ‌​‌‍‌‍​ ‌ ​‍ ‌​ ​‌‌‍‌​​ ‍‌​ ‌‌‌‍‌‍​ ​ ​ ​ ​ ​‍​ ​​​ ‌‌‌‍‌‍‌‍‌‍​ ‍ ‌ ‌​‌ ‍‌‌ ​​‌‍‌‌​ ‌‌ ​​‌‍ ‌ ​ ‌ ‌​​ ‍ ‌ ​​‌‍​‌‌ ‌​‌‍‍​​ ‌‌ ‌​‌‍‍‌‌ ‌​‌‍ ​‌‍‌‌​ ‌‍​‍‌‍​‌‌ ​ ‌‍‌‌‌‌‌‌‌ ​‍‌‍ ​​ ‌‌‍‍​‌ ‌​‌ ‌​‌ ​​​‍‌‌​ ​ ‌​​‌​‍‌‌​ ​‍‌​‌‍​‍‌‌​ ​‍‌​‌‍‌‍ ​‌‍ ‌‍​ ‌‍​‌‌‍ ​‌‍‍​‌‍ ‌ ​ ‌ ‌​​‍‌‌​ ​ ‌​​‌​ ​ ​ ​​​ ​​​ ​​​‍‌‌​ ​‍‌​‌‍‌ ​ ‌ ‌​‌ ‌‌‌‍‌​‌‍‍‌‌‍ ​‍‌‍‌‍‍‌‌‍‌​​ ‌​ ​‌​ ‍​​ ‍‌​ ​‌​ ‌​​ ‌‍‌‍‌​‌‍‌​​‍ ‌‌‍‌‌​ ‌ ​ ‌‌​ ‌​​‍ ‌​ ‌​​ ​‍​ ‌‍‌‍‌‍​‍ ‌​ ‍​​ ‌​‌‍‌‍​ ‌ ​‍ ‌​ ​‌‌‍‌​​ ‍‌​ ‌‌‌‍‌‍​ ​ ​ ​ ​ ​‍​ ​​​ ‌‌‌‍‌‍‌‍‌‍​‍‌‍‌ ‌​‌ ‍‌‌ ​​‌‍‌‌​ ‌‌ ​​‌‍ ‌ ​ ‌ ‌​​‍‌‍‌ ​​‌‍​‌‌ ‌​‌‍‍​​ ‌‌ ‌​‌‍‍‌‌ ‌​‌‍ ​‌‍‌‌​‍‌‍‌ ​​‌‍‌‌‌ ​‍‌ ​ ‌ ​​‌‍‌‌‌‍​ ‌ ‌​‌‍‍‌‌ ‌‍‌‍‌‌​ ‌‌ ​​‌ ‌‌‌‍​‍‌‍ ​‌‍‍‌‌ ​ ‌‍‍​‌‍‌‌‌‍‌​​‍​‍‌ ‌